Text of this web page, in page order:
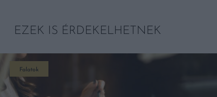
EZEK IS ÉRDEKELHETNEK
Falatok